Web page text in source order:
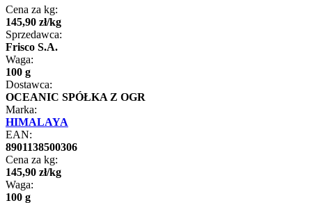
Cena za kg:
145,90 zł/kg
Sprzedawca:
Frisco S.A.
Waga:
100 g
Dostawca:
OCEANIC SPÓŁKA Z OGR
Marka:
HIMALAYA
EAN:
8901138500306
Cena za kg:
145,90 zł/kg
Waga:
100 g